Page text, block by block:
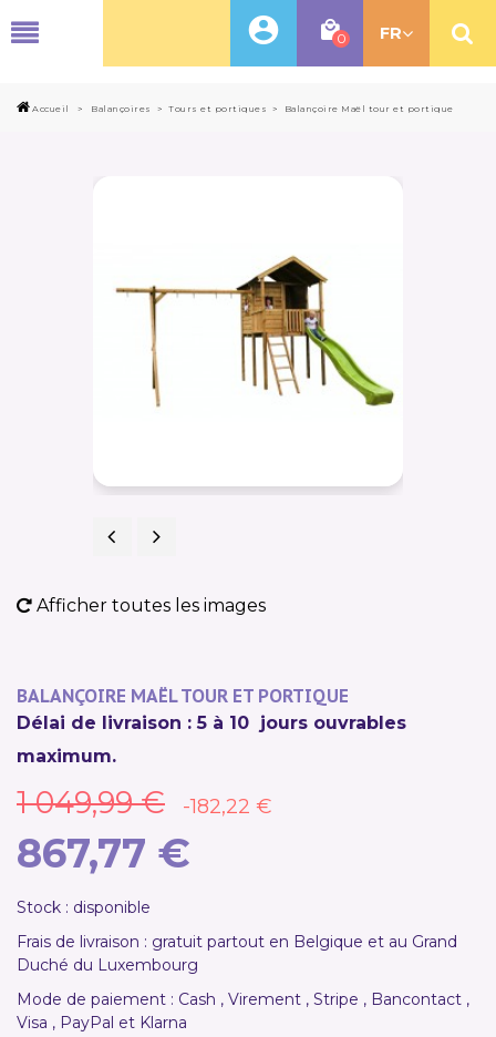
0 FR
Accueil > Balançoires > Tours et portiques > Balançoire Maël tour et portique
Afficher toutes les images
BALANÇOIRE MAËL TOUR ET PORTIQUE
Délai de livraison : 5 à 10 jours ouvrables
maximum.
1 049,99 € -182,22 €
867,77 €
Stock : disponible
Frais de livraison : gratuit partout en Belgique et au Grand
Duché du Luxembourg
Mode de paiement : Cash , Virement , Stripe , Bancontact ,
Visa , PayPal et Klarna